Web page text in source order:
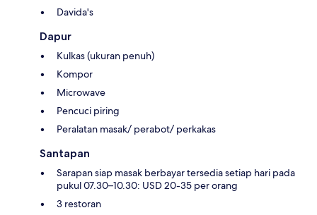
Davida's
Dapur
Kulkas (ukuran penuh)
Kompor
Microwave
Pencuci piring
Peralatan masak/ perabot/ perkakas
Santapan
Sarapan siap masak berbayar tersedia setiap hari pada
pukul 07.30–10.30: USD 20-35 per orang
3 restoran